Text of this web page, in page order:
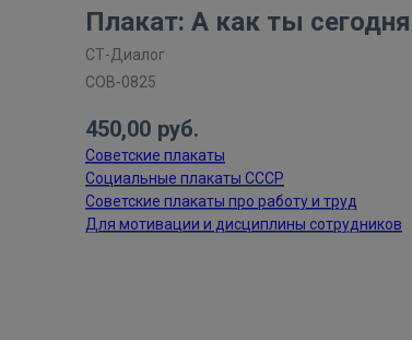
Плакат: А как ты
СТ-Диалог
СОВ-0825
450,00 руб.
Советские плакаты
Социальные плакаты СССР
Советские плакаты про работу и труд
Для мотивации и дисциплины сотрудников